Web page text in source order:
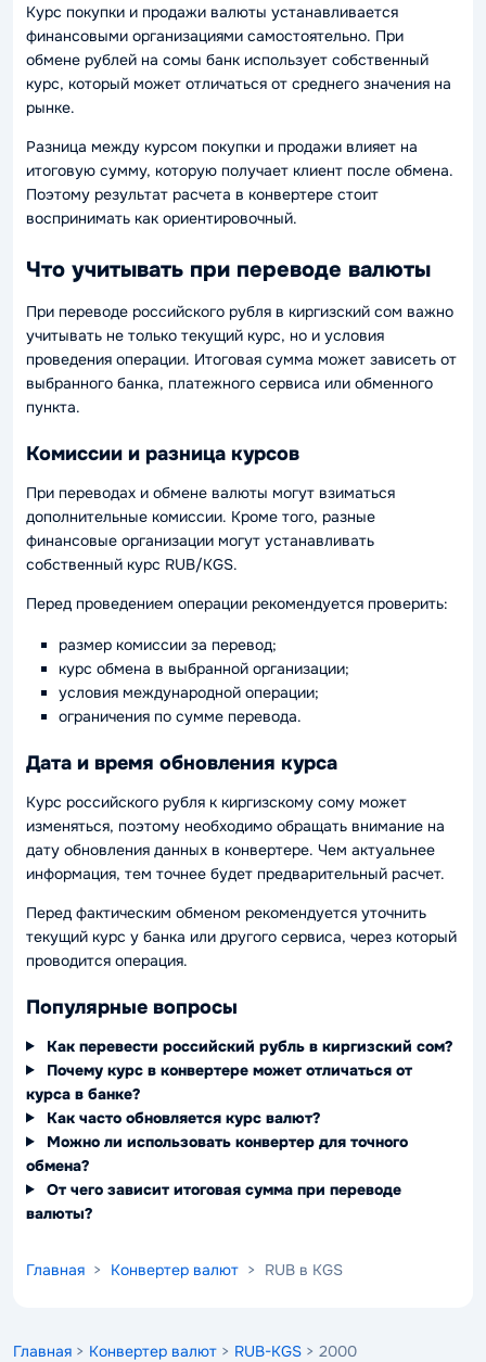
Курс покупки и продажи валюты устанавливается
финансовыми организациями самостоятельно. При
обмене рублей на сомы банк использует собственный
курс, который может отличаться от среднего значения на
рынке.
Разница между курсом покупки и продажи влияет на
итоговую сумму, которую получает клиент после обмена.
Поэтому результат расчета в конвертере стоит
воспринимать как ориентировочный.
Что учитывать при переводе валюты
При переводе российского рубля в киргизский сом важно
учитывать не только текущий курс, но и условия
проведения операции. Итоговая сумма может зависеть от
выбранного банка, платежного сервиса или обменного
пункта.
Комиссии и разница курсов
При переводах и обмене валюты могут взиматься
дополнительные комиссии. Кроме того, разные
финансовые организации могут устанавливать
собственный курс RUB/KGS.
Перед проведением операции рекомендуется проверить:
размер комиссии за перевод;
курс обмена в выбранной организации;
условия международной операции;
ограничения по сумме перевода.
Дата и время обновления курса
Курс российского рубля к киргизскому сому может
изменяться, поэтому необходимо обращать внимание на
дату обновления данных в конвертере. Чем актуальнее
информация, тем точнее будет предварительный расчет.
Перед фактическим обменом рекомендуется уточнить
текущий курс у банка или другого сервиса, через который
проводится операция.
Популярные вопросы
Как перевести российский рубль в киргизский сом?
Почему курс в конвертере может отличаться от
курса в банке?
Как часто обновляется курс валют?
Можно ли использовать конвертер для точного
обмена?
От чего зависит итоговая сумма при переводе
валюты?
Главная > Конвертер валют > RUB в KGS
Главная > Конвертер валют > RUB-KGS > 2000